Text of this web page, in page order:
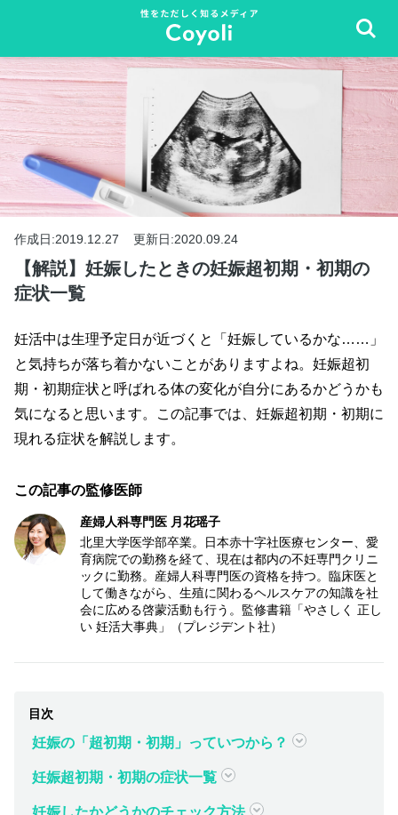
作成日:2019.12.27 更新日:2020.09.24
【解説】妊娠したときの妊娠超初期・初期の
症状一覧
妊活中は生理予定日が近づくと「妊娠しているかな……」
と気持ちが落ち着かないことがありますよね。妊娠超初
期・初期症状と呼ばれる体の変化が自分にあるかどうかも
気になると思います。この記事では、妊娠超初期・初期に
現れる症状を解説します。
この記事の監修医師
産婦人科専門医 月花瑶子
北里大学医学部卒業。日本赤十字社医療センター、愛
育病院での勤務を経て、現在は都内の不妊専門クリニ
ックに勤務。産婦人科専門医の資格を持つ。臨床医と
して働きながら、生殖に関わるヘルスケアの知識を社
会に広める啓蒙活動も行う。監修書籍「やさしく 正し
い 妊活大事典」（プレジデント社）
妊娠の「超初期・初期」っていつから？
妊娠超初期・初期の症状一覧
妊娠したかどうかのチェック方法